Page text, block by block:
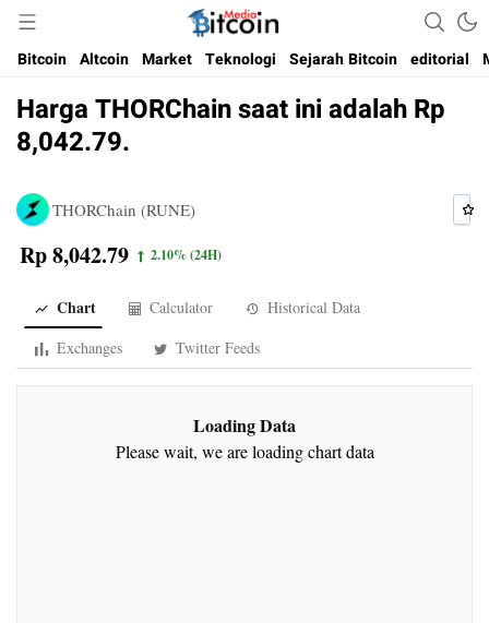
Bitcoin Media Indonesia
Media Bitcoin dan Cryptocurrency, dan Blockchain di Indonesia
Bitcoin Altcoin Market Teknologi Sejarah Bitcoin editorial
Harga THORChain saat ini adalah Rp
8,042.79.
THORChain (RUNE)
Rp 8,042.79 2.10%(24H)
Chart Calculator
Historical Data
Exchanges
Twitter Feeds
Loading Data
Please wait, we are loading chart data